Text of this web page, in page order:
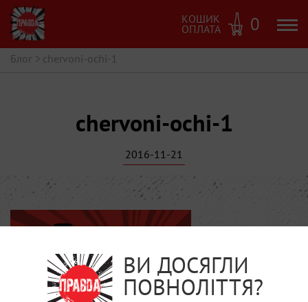
КОШИК
ОПЛАТА 0
Блог > chervoni-ochi-1
chervoni-ochi-1
2016-11-21
ВИ ДОСЯГЛИ
ПОВНОЛІТТЯ?